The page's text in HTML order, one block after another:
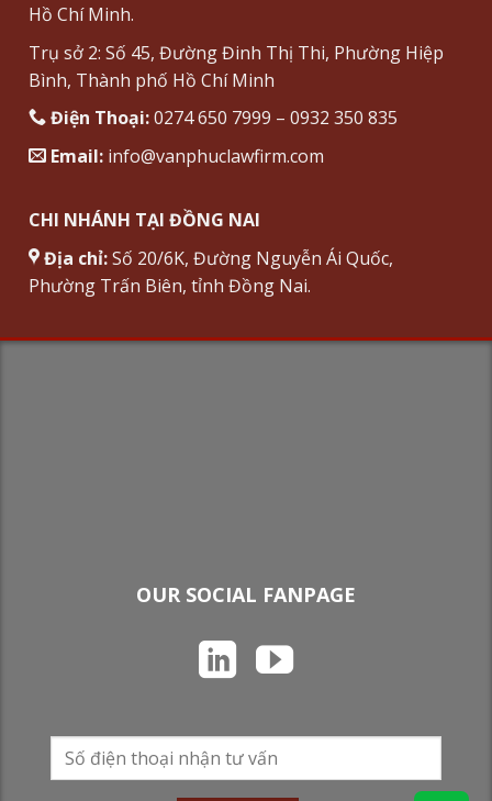
Hồ Chí Minh.
Trụ sở 2: Số 45, Đường Đinh Thị Thi, Phường Hiệp
Bình, Thành phố Hồ Chí Minh
Điện Thoại:0274 650 7999 – 0932 350 835
Email: info@vanphuclawfirm.com
CHI NHÁNH TẠI ĐỒNG NAI
Địa chỉ:Số 20/6K, Đường Nguyễn Ái Quốc,
Phường Trấn Biên, tỉnh Đồng Nai.
OUR SOCIAL FANPAGE